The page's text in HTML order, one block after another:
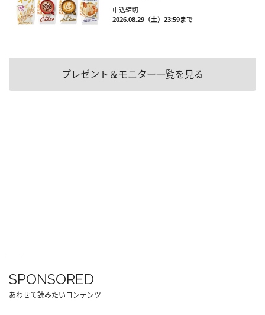
申込締切
2026.08.29（土）23:59まで
プレゼント＆モニター一覧を見る
SPONSORED
あわせて読みたいコンテンツ